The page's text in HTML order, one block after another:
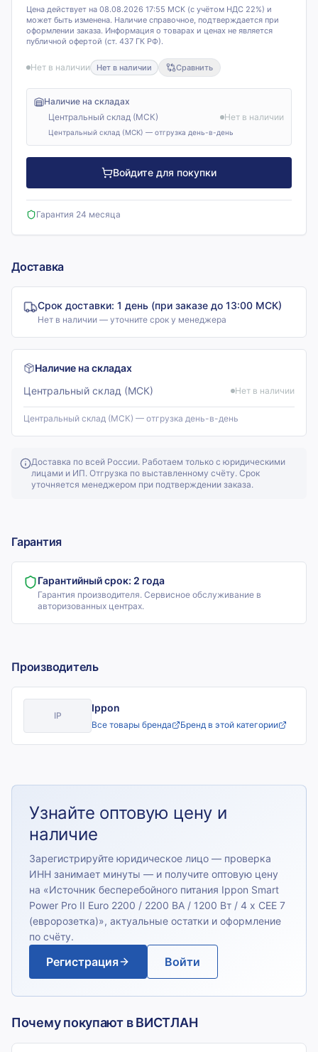
Цена действует на 08.08.2026 17:55 МСК (с учётом НДС 22%) и
может быть изменена. Наличие справочное, подтверждается при
оформлении заказа. Информация о товарах и ценах не является
публичной офертой (ст. 437 ГК РФ).
Нет в наличии Нет в наличии Сравнить
Наличие на складах
Центральный склад (МСК)
Нет в наличии
Центральный склад (МСК) — отгрузка день-в-день
Войдите для покупки
Гарантия 24 месяца
Доставка
Срок доставки: 1 день (при заказе до 13:00 МСК)
Нет в наличии — уточните срок у менеджера
Наличие на складах
Центральный склад (МСК)
Нет в наличии
Центральный склад (МСК) — отгрузка день-в-день
Доставка по всей России. Работаем только с юридическими
лицами и ИП. Отгрузка по выставленному счёту. Срок
уточняется менеджером при подтверждении заказа.
Гарантия
Гарантийный срок: 2 года
Гарантия производителя. Сервисное обслуживание в
авторизованных центрах.
Производитель
IP
Ippon
Все товары бренда Бренд в этой категории
Узнайте оптовую цену и
наличие
Зарегистрируйте юридическое лицо — проверка
ИНН занимает минуты — и получите оптовую цену
на «Источник бесперебойного питания Ippon Smart
Power Pro II Euro 2200 / 2200 ВА / 1200 Вт / 4 x CEE 7
(евророзетка)», актуальные остатки и оформление
по счёту.
Регистрация Войти
Почему покупают в ВИСТЛАН